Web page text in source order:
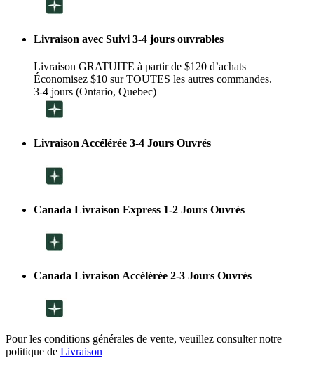
Livraison avec Suivi 3-4 jours ouvrables
Livraison GRATUITE à partir de $120 d’achats
Économisez $10 sur TOUTES les autres commandes.
3-4 jours (Ontario, Quebec)
Livraison Accélérée 3-4 Jours Ouvrés
Canada Livraison Express 1-2 Jours Ouvrés
Canada Livraison Accélérée 2-3 Jours Ouvrés
Pour les conditions générales de vente, veuillez consulter notre
politique de Livraison